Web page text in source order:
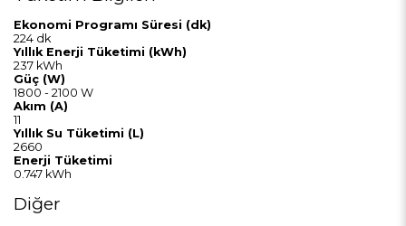
Ekonomi Programı Süresi (dk)
224 dk
Yıllık Enerji Tüketimi (kWh)
237 kWh
Güç (W)
1800 - 2100 W
Akım (A)
11
Yıllık Su Tüketimi (L)
2660
Enerji Tüketimi
0.747 kWh
Diğer